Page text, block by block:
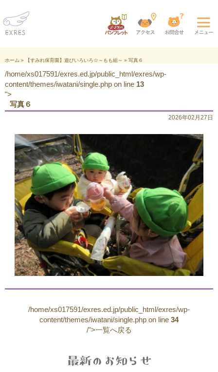
ホーム » 【すみれ保育園】遊びいろいろ☆～もも組～ » 写真６
/home/xs017591/exres.ed.jp/public_html/exres/wp-
content/themes/iwatani/single.php on line 13
">
写真６
2026年02月27日
/home/xs017591/exres.ed.jp/public_html/exres/wp-
content/themes/iwatani/single.php on line 34
/">一覧へ戻る